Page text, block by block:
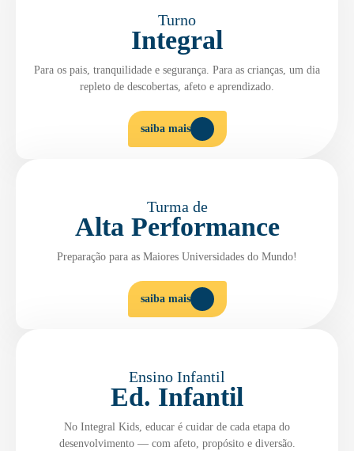
Turno
Integral
Para os pais, tranquilidade e segurança. Para as crianças, um dia
repleto de descobertas, afeto e aprendizado.
saiba mais
Turma de
Alta Performance
Preparação para as Maiores Universidades do Mundo!
saiba mais
Ensino Infantil
Ed. Infantil
No Integral Kids, educar é cuidar de cada etapa do
desenvolvimento — com afeto, propósito e diversão.